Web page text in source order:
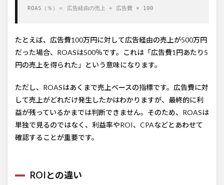
ROAS（％）＝ 広告経由の売上 ÷ 広告費 × 100
たとえば、広告費100万円に対して広告経由の売上が500万円
だった場合、ROASは500％です。これは「広告費1円あたり5
円の売上を得られた」という意味になります。
ただし、ROASはあくまで売上ベースの指標です。広告費に対
して売上がどれだけ発生したかはわかりますが、最終的に利
益が残っているかまでは判断できません。そのため、ROASは
単独で見るのではなく、利益率やROI、CPAなどとあわせて
確認することが重要です。
ROIとの違い